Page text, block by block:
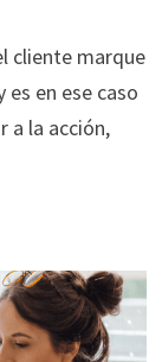
cliente marque
es en ese caso
a la acción,